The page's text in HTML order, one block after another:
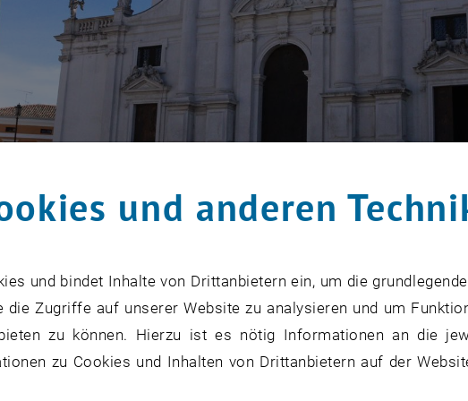
Daniele del Friuli
ist San Daniele für den luftgetrockneten Prosciutto, der
und anderen
und bindet Inhalte von Drittanbietern ein, um die
Zugriffe auf unserer Website zu analysieren und um
zu können. Hierzu ist es nötig Informationen an die
zu Cookies und Inhalten von Drittanbietern auf der